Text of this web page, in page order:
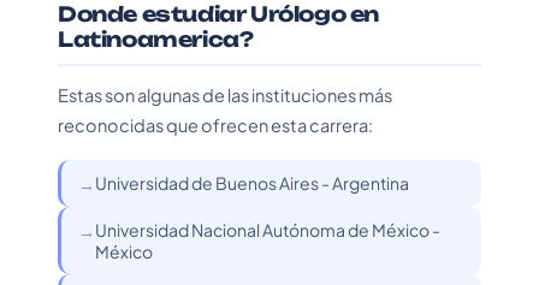
Donde estudiar Urólogo en
Latinoamerica?
Estas son algunas de las instituciones más
reconocidas que ofrecen esta carrera:
Universidad de Buenos Aires - Argentina
Universidad Nacional Autónoma de México -
México